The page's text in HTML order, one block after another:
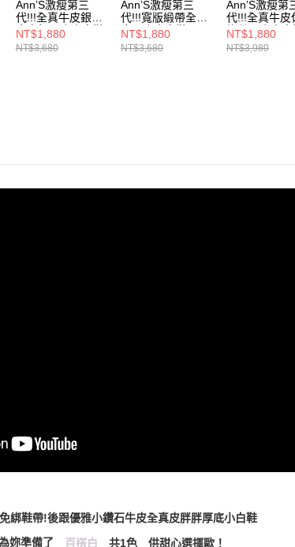
５．嚴禁一人註冊多個帳號或使用他人
形，恩沛科技股份有限公司將有權停止
動。
國家/地區配送(非順豐配送，勿填
國家/地區配送(限中國大陸地區)
Ann’S激瘦第三
代!!!全真牛皮銀色
大方扣厚底小白鞋
NT$1,880
NT$3,680
Ann’S激瘦第三
代!!!寬版緞帶全真
皮厚底小白鞋
NT$1,880
NT$3,680
Ann’S激瘦第
代!!!全真牛皮
綁帶厚底小白
4cm-白
NT$1,880
NT$3,980
綁鞋帶!後跟優雅小鑽石牛皮全真皮胖胖厚底小白鞋
妳準備了
百搭白 共1色 供甜心選擇歐！